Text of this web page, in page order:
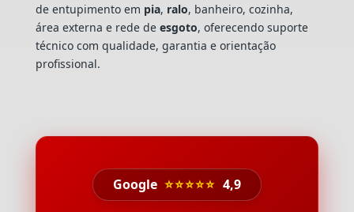
de entupimento em pia, ralo, banheiro, cozinha,
área externa e rede de esgoto, oferecendo suporte
técnico com qualidade, garantia e orientação
profissional.
Google ⭐⭐⭐⭐⭐ 4,9